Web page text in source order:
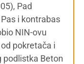
Pad
i kontrabas
NIN-ovu
pokretača i
podlistka Beton